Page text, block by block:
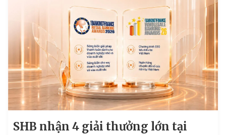
SHB nhận 4 giải thưởng lớn tại